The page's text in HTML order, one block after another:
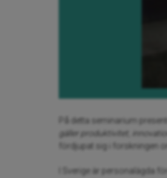
På detta seminarium
gäller produktivitet,
fördjupat sig i forskningen
I Sverige är personalägda